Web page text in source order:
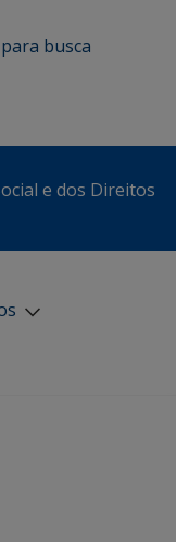
busca
e dos Direitos